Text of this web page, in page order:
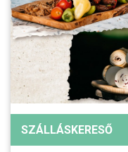
SZÁLLÁSKERESŐ